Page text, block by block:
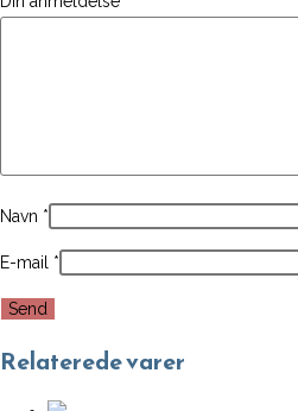
Navn *
E-mail *
Relaterede varer